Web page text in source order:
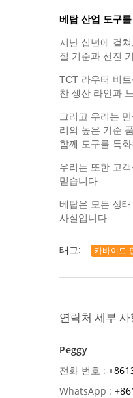
베탑 산업 도구
지난 십년에 걸
질 기준과 선진
TCT 라우터 비
찬 생산 라인과
그리고 우리는
리의 높은 기준
함께 도구를 특
우리는 또한 고
믿습니다.
베탑은 모든 상
사실입니다.
태그: 카바이드
연락처 세부
Peggy
전화 번호 :
WhatsApp : +